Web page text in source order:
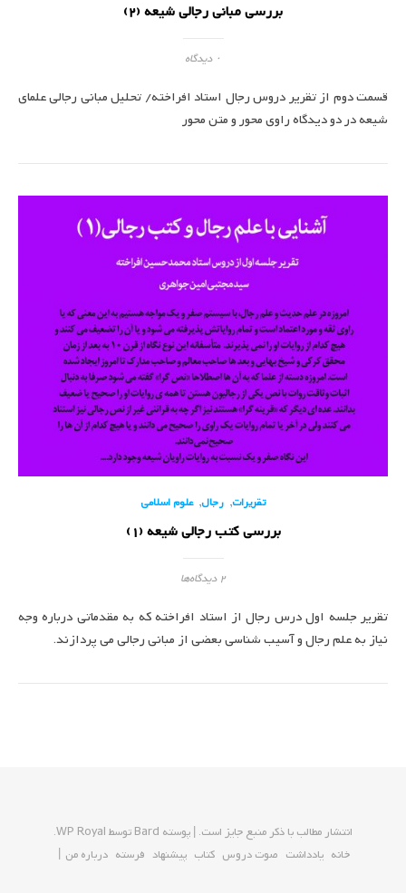
بررسی مبانی رجالی شیعه (2)
۰ دیدگاه
قسمت دوم از تقریر دروس رجال استاد افراخته/ تحلیل مبانی رجالی علمای
شیعه در دو دیدگاه راوی محور و متن محور
تقریرات, رجال,علوم اسلامی
بررسی کتب رجالی شیعه (1)
2 دیدگاه‌ها
تقریر جلسه اول درس رجال از استاد افراخته که به مقدماتی درباره وجه
نیاز به علم رجال و آسیب شناسی بعضی از مبانی رجالی می پردازند.
انتشار مطالب با ذکر منبع جایز است. | پوسته Bard توسط WP Royal
.
خانه یادداشت صوت دروس کتاب پیشنهاد فرسته درباره من